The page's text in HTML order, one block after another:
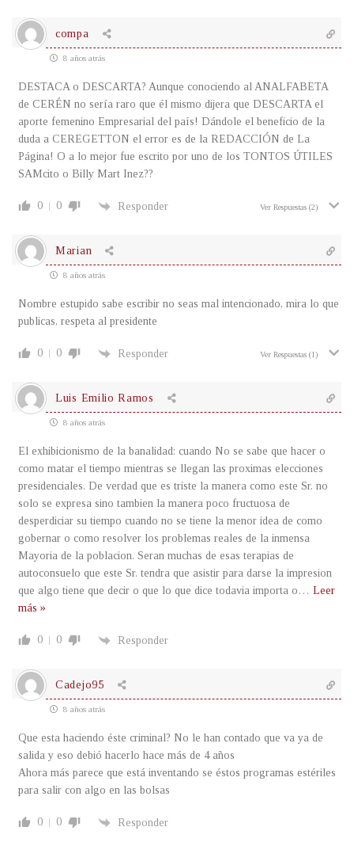
compa
8 años atrás
DESTACA o DESCARTA? Aunque conociendo al ANALFABETA
de CERÉN no sería raro que él mismo dijera que DESCARTA el
aporte femenino Empresarial del país! Dándole el beneficio de la
duda a CEREGETTON el error es de la REDACCIÓN de La
Página! O a lo mejor fue escrito por uno de los TONTOS ÚTILES
SAMcito o Billy Mart Inez??
0 0 Responder Ver Respuestas (2)
Marian
8 años atrás
Nombre estupido sabe escribir no seas mal intencionado, mira lo que
publicas, respeta al presidente
0 0 Responder Ver Respuestas (1)
Luis Emilio Ramos
8 años atrás
El exhibicionismo de la banalidad: cuando No se sabe que hacer o
como matar el tiempo mientras se llegan las proximas elecciones
presidenciales. De verdad que es triste la manera como este Sr. no
solo se expresa sino tambien la manera poco fructuosa de
desperdiciar su tiempo cuando no se tiene la menor idea de como
gobernar o como resolver los problemas reales de la inmensa
Mayoria de la poblacion. Seran muchas de esas terapias de
autoconsuelo que este Sr. tendra que asistir para darse la impresion
que algo tiene que decir o que lo que dice todavia importa o … Leer
más »
0 0 Responder
Cadejo95
8 años atrás
Que esta haciendo éste criminal? No le han contado que va ya de
salida y eso debió hacerlo hace más de 4 años
Ahora más parece que está inventando se éstos programas estériles
para salir con algo en las bolsas
0 0 Responder